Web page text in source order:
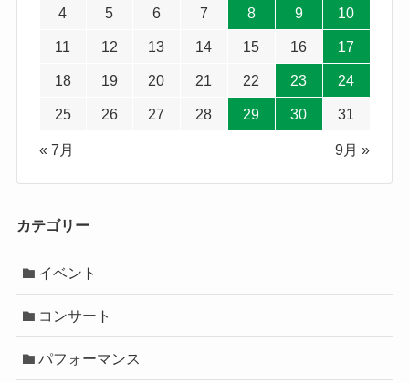
4 5 6 7 8 9 10
11 12 13 14 15 16 17
18 19 20 21 22 23 24
25 26 27 28 29 30 31
« 7月 9月 »
カテゴリー
イベント
コンサート
パフォーマンス